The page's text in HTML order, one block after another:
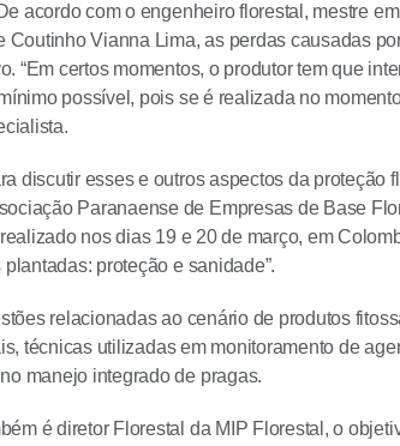
acordo com o engenheiro florestal, mestre
Coutinho Vianna Lima, as perdas causadas
“Em certos momentos, o produtor tem que
possível, pois se é realizada no
discutir esses e outros aspectos da proteção
Paranaense de Empresas de Base
nos dias 19 e 20 de março, em
proteção e sanidade”.
relacionadas ao cenário de produtos
técnicas utilizadas em monitoramento de
manejo integrado de pragas.
é diretor Florestal da MIP Florestal, o